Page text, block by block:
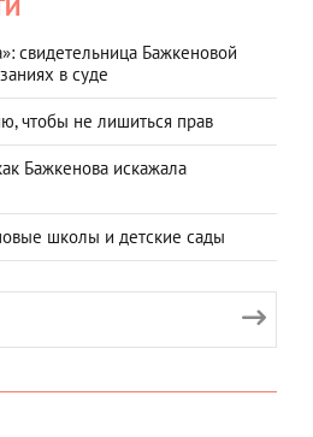
свидетельница Бажкеновой
в суде
чтобы не лишиться прав
Бажкенова искажала
школы и детские сады